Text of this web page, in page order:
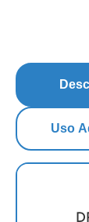
Uso